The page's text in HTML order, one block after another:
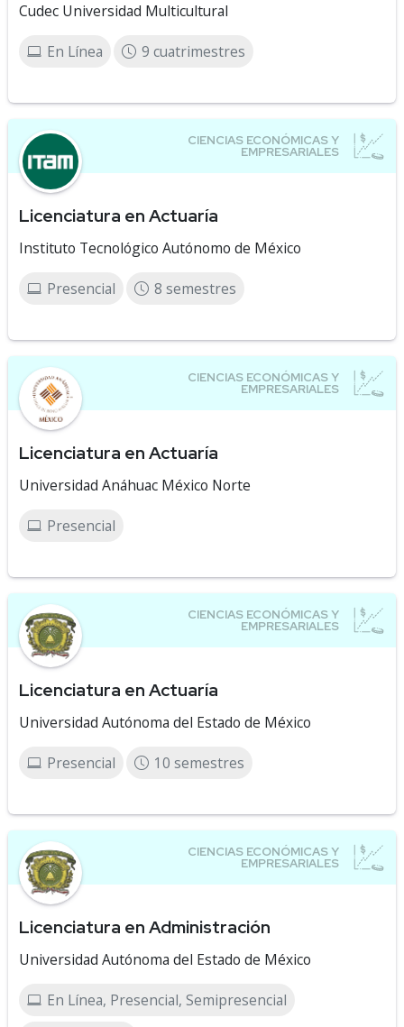
Cudec Universidad Multicultural
En Línea 9 cuatrimestres
Licenciatura en Actuaría
Instituto Tecnológico Autónomo de México
Presencial 8 semestres
Licenciatura en Actuaría
Universidad Anáhuac México Norte
Presencial
Licenciatura en Actuaría
Universidad Autónoma del Estado de México
Presencial 10 semestres
Licenciatura en Administración
Universidad Autónoma del Estado de México
En Línea, Presencial, Semipresencial